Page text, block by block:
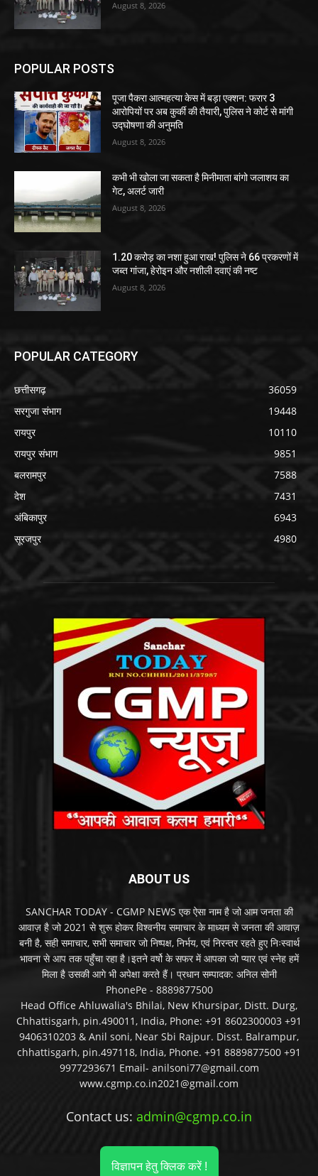
August 8, 2026
POPULAR POSTS
पूजा पैकरा आत्महत्या केस में बड़ा एक्शन: फरार 3
आरोपियों पर अब कुर्की की तैयारी, पुलिस ने कोर्ट से मांगी
उद्घोषणा की अनुमति
August 8, 2026
कभी भी खोला जा सकता है मिनीमाता बांगो जलाशय का
गेट, अलर्ट जारी
August 8, 2026
1.20 करोड़ का नशा हुआ राख! पुलिस ने 66 प्रकरणों में
जब्त गांजा, हेरोइन और नशीली दवाएं की नष्ट
August 8, 2026
POPULAR CATEGORY
छत्तीसगढ़
36059
सरगुजा संभाग
19448
रायपुर
10110
रायपुर संभाग
9851
बलरामपुर
7588
देश
7431
अंबिकापुर
6943
सूरजपुर
4980
ABOUT US
SANCHAR TODAY - CGMP NEWS एक ऐसा नाम है जो आम जनता की
आवाज़ है जो 2021 से शुरू होकर विश्वनीय समाचार के माध्यम से जनता की आवाज़
बनी है, सही समाचार, सभी समाचार जो निष्पक्ष, निर्भय, एवं निरन्तर रहते हुए निःस्वार्थ
भावना से आप तक पहुँचा रहा है।इतने वर्षो के सफर में आपका जो प्यार एवं स्नेह हमें
मिला है उसकी आगे भी अपेक्षा करते हैं। प्रधान सम्पादक: अनिल सोनी
PhonePe - 8889877500
Head Office Ahluwalia's Bhilai, New Khursipar, Distt. Durg,
Chhattisgarh, pin.490011, India, Phone: +91 8602300003 +91
9406310203 & Anil soni, Near Sbi Rajpur. Disst. Balrampur,
chhattisgarh, pin.497118, India, Phone. +91 8889877500 +91
9977293671 Email- anilsoni77@gmail.com
www.cgmp.co.in2021@gmail.com
Contact us: admin@cgmp.co.in
विज्ञापन हेतु क्लिक करें !